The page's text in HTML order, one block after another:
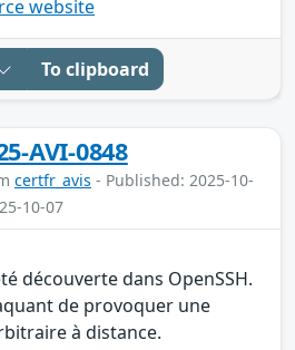
website
To clipboard
AVI-0848
certfr_avis - Published: 2025-10-
10-07
découverte dans OpenSSH.
de provoquer une
à distance.